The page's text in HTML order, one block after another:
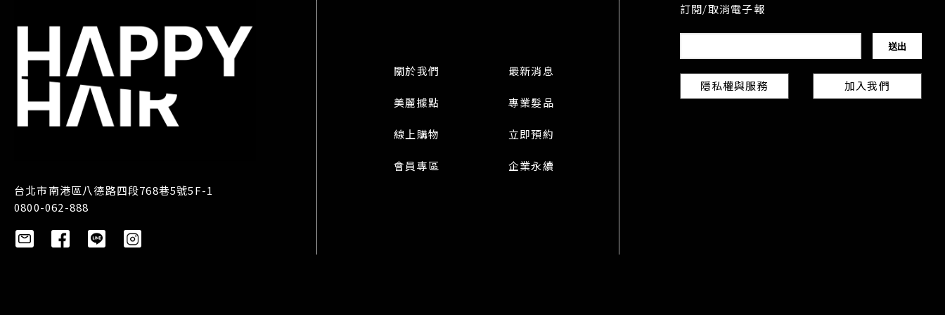
台北市南港區八德路四段768巷5號5F-1
0800-062-888
關於我們 最新消息
美麗據點 專業髮品
線上購物 立即預約
會員專區 企業永續
訂閱/取消電子報
隱私權與服務 加入我們